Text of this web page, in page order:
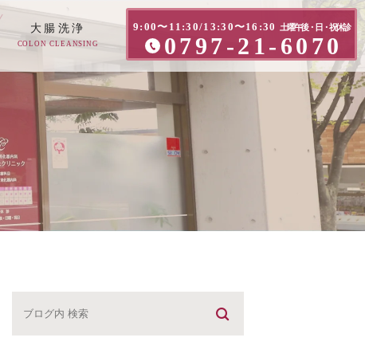
9:00〜11:30/13:30〜16:30 土曜午後・日・祝休診
0797-21-6070
方へ
大腸洗浄
COLON CLEANSING